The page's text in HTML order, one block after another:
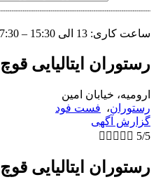
ساعت کاری: 13 الی 15:30 – 17:30 الی 23:30
رستوران ایتالیایی قوچ
ارومیه، خیابان امین
رستوران، فست فود
گزارش آگهی
     5/5
رستوران ایتالیایی قوچ